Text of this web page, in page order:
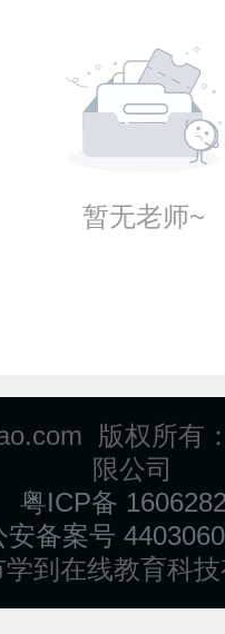
暂无老师~
版权所有
限公司
粤ICP备
安备案号
到在线教育科